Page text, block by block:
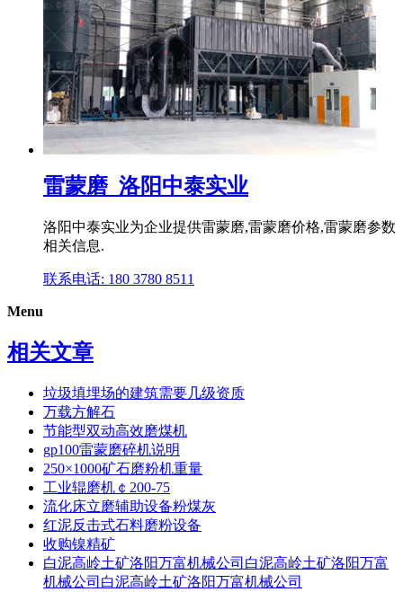
雷蒙磨_洛阳中泰实业
洛阳中泰实业为企业提供雷蒙磨,雷蒙磨价格,雷蒙磨参数
相关信息.
联系电话: 180 3780 8511
Menu
相关文章
垃圾填埋场的建筑需要几级资质
万载方解石
节能型双动高效磨煤机
gp100雷蒙磨碎机说明
250×1000矿石磨粉机重量
工业辊磨机￠200-75
流化床立磨辅助设备粉煤灰
红泥反击式石料磨粉设备
收购镍精矿
白泥高岭土矿洛阳万富机械公司白泥高岭土矿洛阳万富
机械公司白泥高岭土矿洛阳万富机械公司